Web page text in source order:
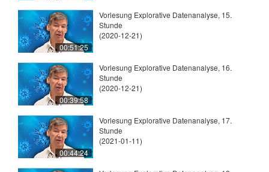
00:51:25
Vorlesung Explorative Datenanalyse, 15.
Stunde
(2020-12-21)
00:39:58
Vorlesung Explorative Datenanalyse, 16.
Stunde
(2020-12-21)
00:44:24
Vorlesung Explorative Datenanalyse, 17.
Stunde
(2021-01-11)